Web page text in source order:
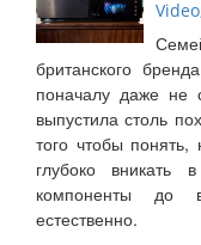
британского
поначалу даже не
выпустила столь
того чтобы понять,
глубоко вникать
компоненты до
естественно.